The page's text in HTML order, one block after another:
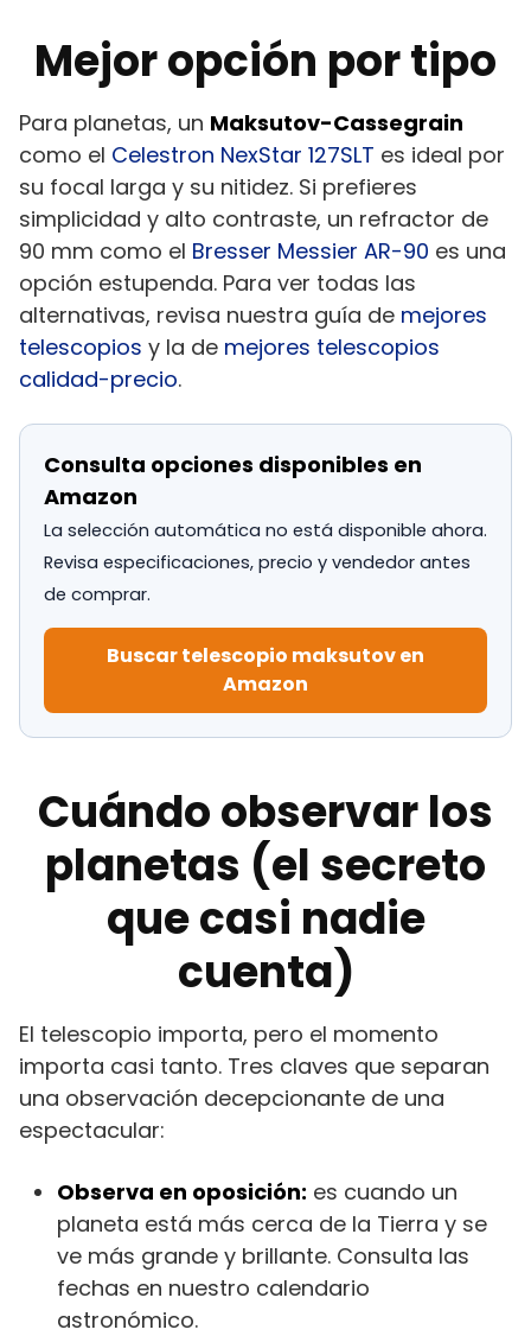
Mejor opción por tipo
Para planetas, un Maksutov-Cassegrain
como el Celestron NexStar 127SLT es ideal por
su focal larga y su nitidez. Si prefieres
simplicidad y alto contraste, un refractor de
90 mm como el Bresser Messier AR-90 es una
opción estupenda. Para ver todas las
alternativas, revisa nuestra guía de mejores
telescopios y la de mejores telescopios
calidad-precio.
Consulta opciones disponibles en
Amazon
La selección automática no está disponible ahora.
Revisa especificaciones, precio y vendedor antes
de comprar.
Buscar telescopio maksutov en
Amazon
Cuándo observar los
planetas (el secreto
que casi nadie
cuenta)
El telescopio importa, pero el momento
importa casi tanto. Tres claves que separan
una observación decepcionante de una
espectacular:
Observa en oposición: es cuando un
planeta está más cerca de la Tierra y se
ve más grande y brillante. Consulta las
fechas en nuestro calendario
astronómico.